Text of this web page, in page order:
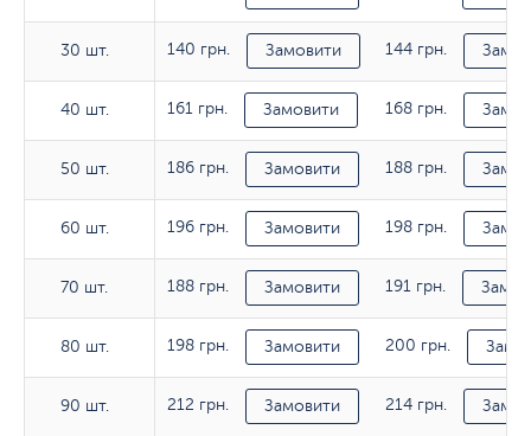
30 шт.
40 шт.
50 шт.
60 шт.
70 шт.
80 шт.
90 шт.
30 шт. 140 грн. Замовити 144 грн.
40 шт. 161 грн. Замовити 168 грн.
50 шт. 186 грн. Замовити 188 грн.
60 шт. 196 грн. Замовити 198 грн.
70 шт. 188 грн. Замовити 191 грн.
80 шт. 198 грн. Замовити 200 грн.
90 шт. 212 грн. Замовити 214 грн.